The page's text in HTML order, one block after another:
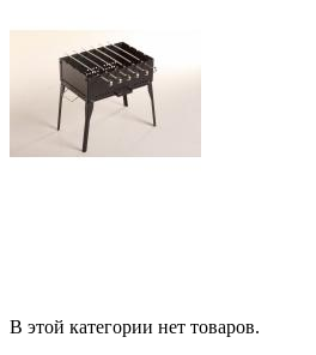
В этой категории нет товаров.